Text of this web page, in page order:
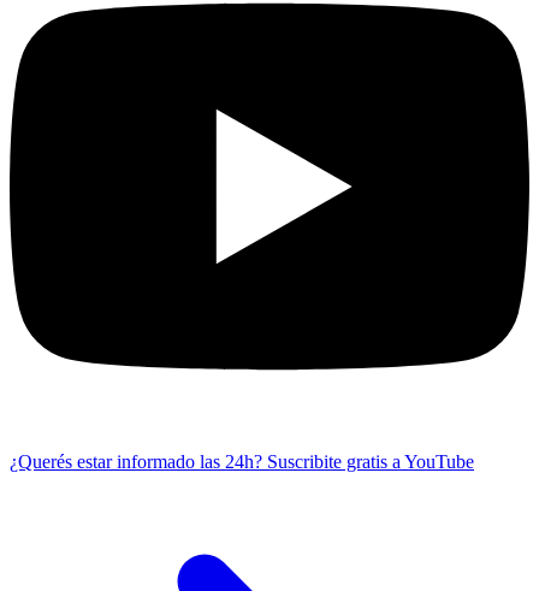
¿Querés estar informado las 24h? Suscribite gratis a YouTube